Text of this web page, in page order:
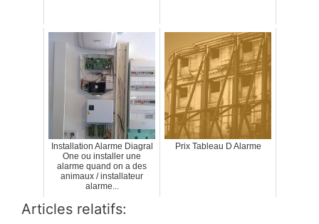
Installation Alarme Diagral
One ou installer une
alarme quand on a des
animaux / installateur
alarme...
Prix Tableau D Alarme
Articles relatifs: